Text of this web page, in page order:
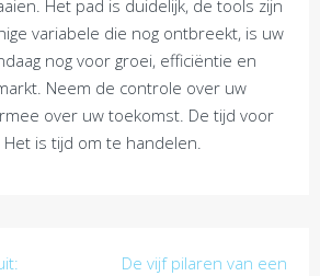
Het pad is duidelijk, de tools zijn
variabele die nog ontbreekt, is uw
nog voor groei, efficiëntie en
Neem de controle over uw
over uw toekomst. De tijd voor
is tijd om te handelen.
De vijf pilaren van een